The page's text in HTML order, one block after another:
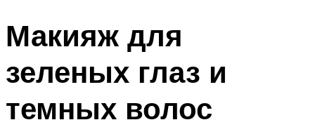
Макияж для
зеленых глаз и
темных волос